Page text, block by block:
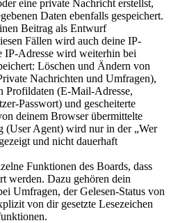
eine private Nachricht erstellst,
Daten ebenfalls gespeichert.
Beitrag als Entwurf
Fällen wird auch deine IP-
IP-Adresse wird weiterhin bei
Löschen und Ändern von
Nachrichten und Umfragen),
Profildaten (E-Mail-Adresse,
Passwort) und gescheiterte
deinem Browser übermittelte
(User Agent) wird nur in der „Wer
und nicht dauerhaft
Funktionen des Boards, dass
werden. Dazu gehören dein
Umfragen, der Gelesen-Status von
von dir gesetzte Lesezeichen